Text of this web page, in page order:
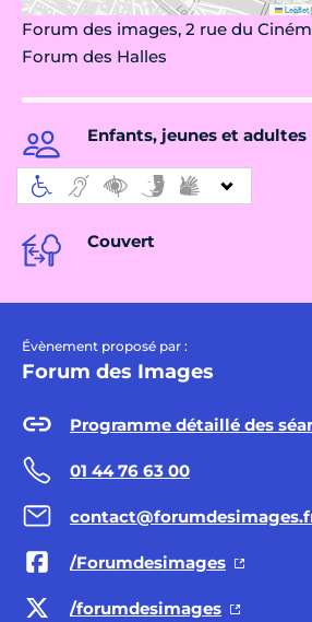
Leaflet|
Forum des images, 2 rue du
Forum des Halles
Enfants, jeunes et adultes
Couvert
Évènement proposé par :
Forum des Images
01 44 76 63 00
/Forumdesimages
/forumdesimages